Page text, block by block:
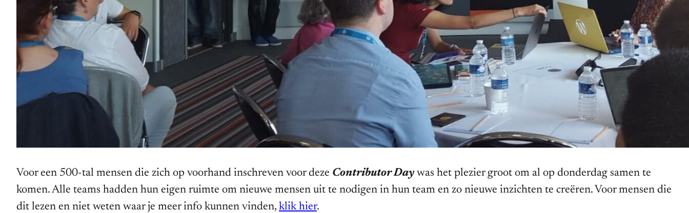
Voor een 500-tal mensen die zich op voorhand inschreven voor deze Contributor Day was het plezier groot om al op donderdag samen te
komen. Alle teams hadden hun eigen ruimte om nieuwe mensen uit te nodigen in hun team en zo nieuwe inzichten te creëren. Voor mensen die
dit lezen en niet weten waar je meer info kunnen vinden, klik hier.